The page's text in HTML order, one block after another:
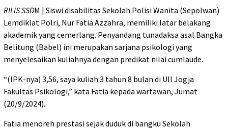
RILIS SSDM | Siswi disabilitas Sekolah Polisi Wanita (Sepolwan)
Lemdiklat Polri, Nur Fatia Azzahra, memiliki latar belakang
akademik yang cemerlang. Penyandang tunadaksa asal Bangka
Belitung (Babel) ini merupakan sarjana psikologi yang
menyelesaikan kuliahnya dengan predikat nilai cumlaude.
“(IPK-nya) 3,56, saya kuliah 3 tahun 8 bulan di UII Jogja
Fakultas Psikologi,” kata Fatia kepada wartawan, Jumat
(20/9/2024).
Fatia menoreh prestasi sejak duduk di bangku Sekolah